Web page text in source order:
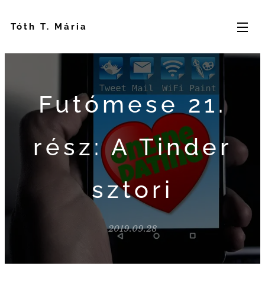
Tóth T. Mária
Futómese 21.
rész: A Tinder
sztori
2019.09.28